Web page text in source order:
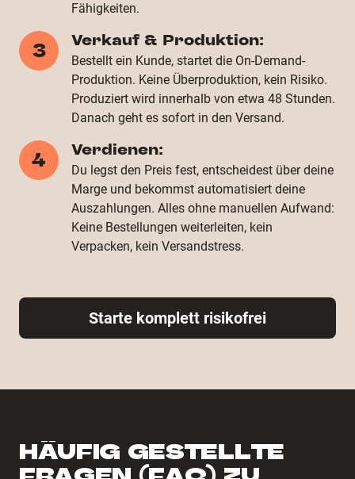
Fähigkeiten.
3 Verkauf & Produktion:
Bestellt ein Kunde, startet die On-Demand-
Produktion. Keine Überproduktion, kein Risiko.
Produziert wird innerhalb von etwa 48 Stunden.
Danach geht es sofort in den Versand.
4 Verdienen:
Du legst den Preis fest, entscheidest über deine
Marge und bekommst automatisiert deine
Auszahlungen. Alles ohne manuellen Aufwand:
Keine Bestellungen weiterleiten, kein
Verpacken, kein Versandstress.
Starte komplett risikofrei
HÄUFIG GESTELLTE